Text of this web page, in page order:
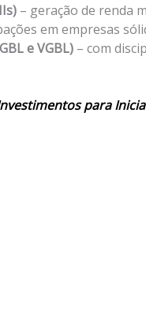
– geração de renda
em empresas
e VGBL)– com
para